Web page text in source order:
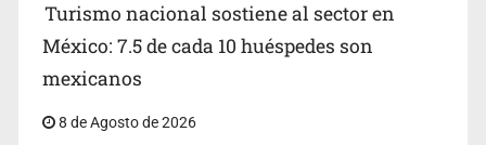
Turismo nacional sostiene al sector en
México: 7.5 de cada 10 huéspedes son
mexicanos
8 de Agosto de 2026